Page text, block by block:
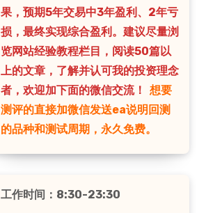
果，预期5年交易中3年盈利、2年亏
损，最终实现综合盈利。建议尽量浏
览网站经验教程栏目，阅读50篇以
上的文章，了解并认可我的投资理念
者，欢迎加下面的微信交流！
想要
测评的直接加微信发送ea说明回测
的品种和测试周期，永久免费。
工作时间：8:30-23:30